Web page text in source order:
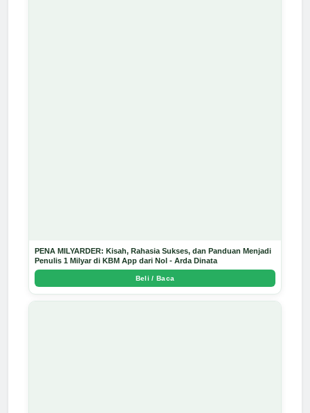
PENA MILYARDER: Kisah, Rahasia Sukses, dan Panduan Menjadi
Penulis 1 Milyar di KBM App dari Nol - Arda Dinata
Beli / Baca